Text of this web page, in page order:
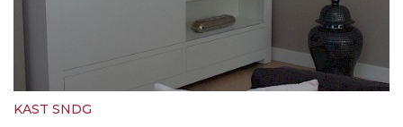
KAST SNDG